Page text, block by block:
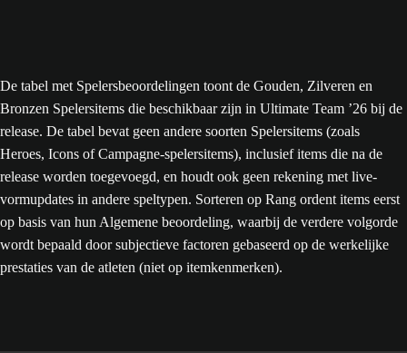
De tabel met Spelersbeoordelingen toont de Gouden, Zilveren en
Bronzen Spelersitems die beschikbaar zijn in Ultimate Team ’26 bij de
release. De tabel bevat geen andere soorten Spelersitems (zoals
Heroes, Icons of Campagne-spelersitems), inclusief items die na de
release worden toegevoegd, en houdt ook geen rekening met live-
vormupdates in andere speltypen. Sorteren op Rang ordent items eerst
op basis van hun Algemene beoordeling, waarbij de verdere volgorde
wordt bepaald door subjectieve factoren gebaseerd op de werkelijke
prestaties van de atleten (niet op itemkenmerken).